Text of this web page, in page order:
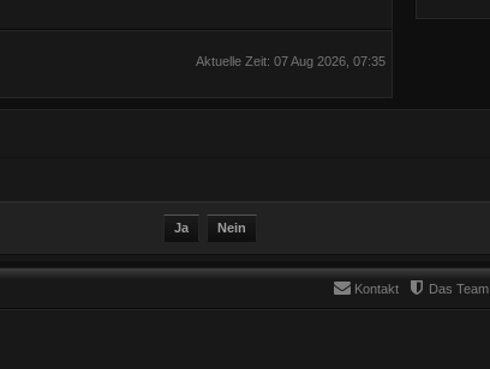
Aktuelle Zeit: 07 Aug 2026, 07:35
Das Team
Kontakt